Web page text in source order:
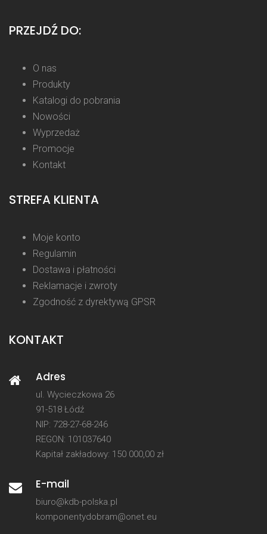
PRZEJDŹ DO:
O nas
Produkty
Katalogi do pobrania
Nowości
Wyprzedaż
Promocje
Kontakt
STREFA KLIENTA
Moje konto
Regulamin
Dostawa i płatności
Reklamacje i zwroty
Zgodność z dyrektywą GPSR
KONTAKT
Adres
ul. Wycieczkowa 26
91-518 Łódź
NIP: 728-27-68-246
REGON: 101037640
Kapitał zakładowy: 150 000,00 zł
E-mail
biuro@kdb-polska.pl
komponentydobram@onet.eu